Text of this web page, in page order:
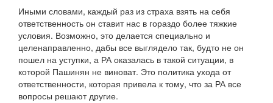
Иными словами, каждый раз из страха взять на себя
ответственность он ставит нас в гораздо более тяжкие
условия. Возможно, это делается специально и
целенаправленно, дабы все выглядело так, будто не он
пошел на уступки, а РА оказалась в такой ситуации, в
которой Пашинян не виноват. Это политика ухода от
ответственности, которая привела к тому, что за РА все
вопросы решают другие.